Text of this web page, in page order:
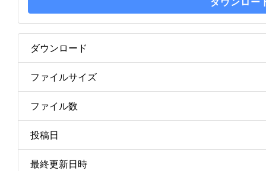
ダウンロード
ファイルサイズ
ファイル数
投稿日
最終更新日時